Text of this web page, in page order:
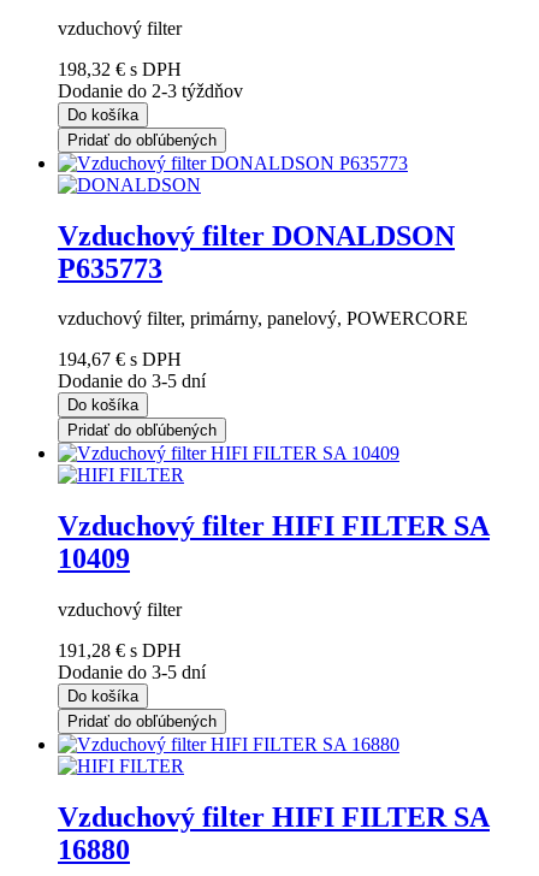
vzduchový filter
198,32 € s DPH
Dodanie do 2-3 týždňov
Do košíka
Pridať do obľúbených
Vzduchový filter DONALDSON
P635773
vzduchový filter, primárny, panelový, POWERCORE
194,67 € s DPH
Dodanie do 3-5 dní
Do košíka
Pridať do obľúbených
Vzduchový filter HIFI FILTER SA
10409
vzduchový filter
191,28 € s DPH
Dodanie do 3-5 dní
Do košíka
Pridať do obľúbených
Vzduchový filter HIFI FILTER SA
16880